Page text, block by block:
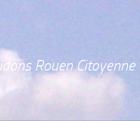
Rouen Citoyenne